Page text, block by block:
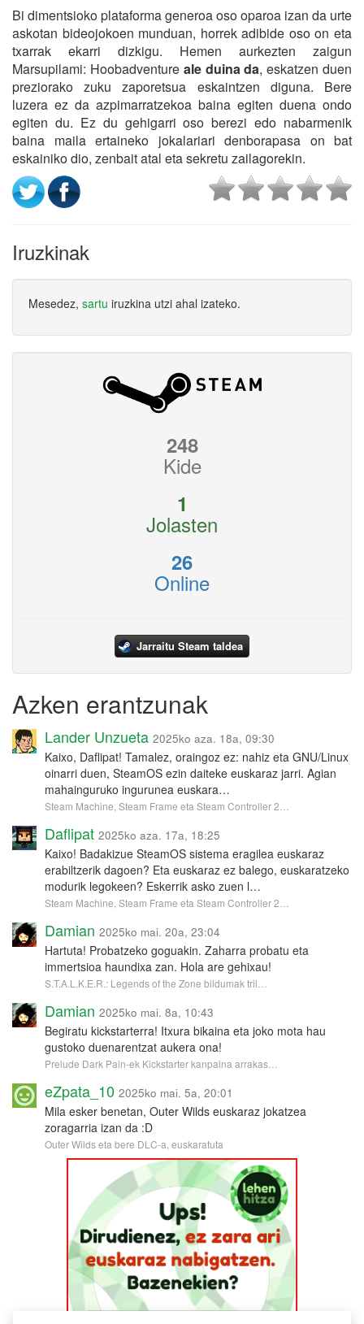
Bi dimentsioko plataforma generoa oso oparoa izan da urte
askotan bideojokoen munduan, horrek adibide oso on eta
txarrak ekarri dizkigu. Hemen aurkezten zaigun
Marsupilami: Hoobadventure ale duina da, eskatzen duen
preziorako zuku zaporetsua eskaintzen diguna. Bere
luzera ez da azpimarratzekoa baina egiten duena ondo
egiten du. Ez du gehigarri oso berezi edo nabarmenik
baina maila ertaineko jokalariari denborapasa on bat
eskainiko dio, zenbait atal eta sekretu zailagorekin.
Iruzkinak
Mesedez, sartu iruzkina utzi ahal izateko.
248
Kide
1
Jolasten
26
Online
Jarraitu Steam taldea
Azken erantzunak
Lander Unzueta 2025ko aza. 18a, 09:30
Kaixo, Daflipat! Tamalez, oraingoz ez: nahiz eta GNU/Linux
oinarri duen, SteamOS ezin daiteke euskaraz jarri. Agian
mahainguruko ingurunea euskara…
Steam Machine, Steam Frame eta Steam Controller 2…
Daflipat 2025ko aza. 17a, 18:25
Kaixo! Badakizue SteamOS sistema eragilea euskaraz
erabiltzerik dagoen? Eta euskaraz ez balego, euskaratzeko
modurik legokeen? Eskerrik asko zuen l…
Steam Machine, Steam Frame eta Steam Controller 2…
Damian 2025ko mai. 20a, 23:04
Hartuta! Probatzeko goguakin. Zaharra probatu eta
immertsioa haundixa zan. Hola are gehixau!
S.T.A.L.K.E.R.: Legends of the Zone bildumak tril…
Damian 2025ko mai. 8a, 10:43
Begiratu kickstarterra! Itxura bikaina eta joko mota hau
gustoko duenarentzat aukera ona!
Prelude Dark Pain-ek Kickstarter kanpaina arrakas…
eZpata_10 2025ko mai. 5a, 20:01
Mila esker benetan, Outer Wilds euskaraz jokatzea
zoragarria izan da :D
Outer Wilds eta bere DLC-a, euskaratuta